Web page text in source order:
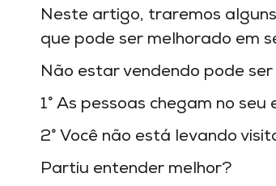
Neste artigo, traremos
que pode ser melhorado em
Não estar vendendo pode
1° As pessoas chegam no
2° Você não está levando
Partiu entender melhor?